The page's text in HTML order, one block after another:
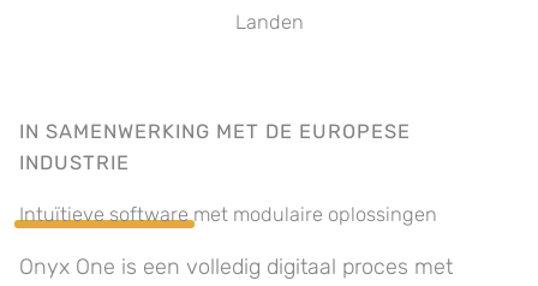
Landen
IN SAMENWERKING MET DE EUROPESE
INDUSTRIE
Intuïtieve software met modulaire oplossingen
Onyx One is een volledig digitaal proces met